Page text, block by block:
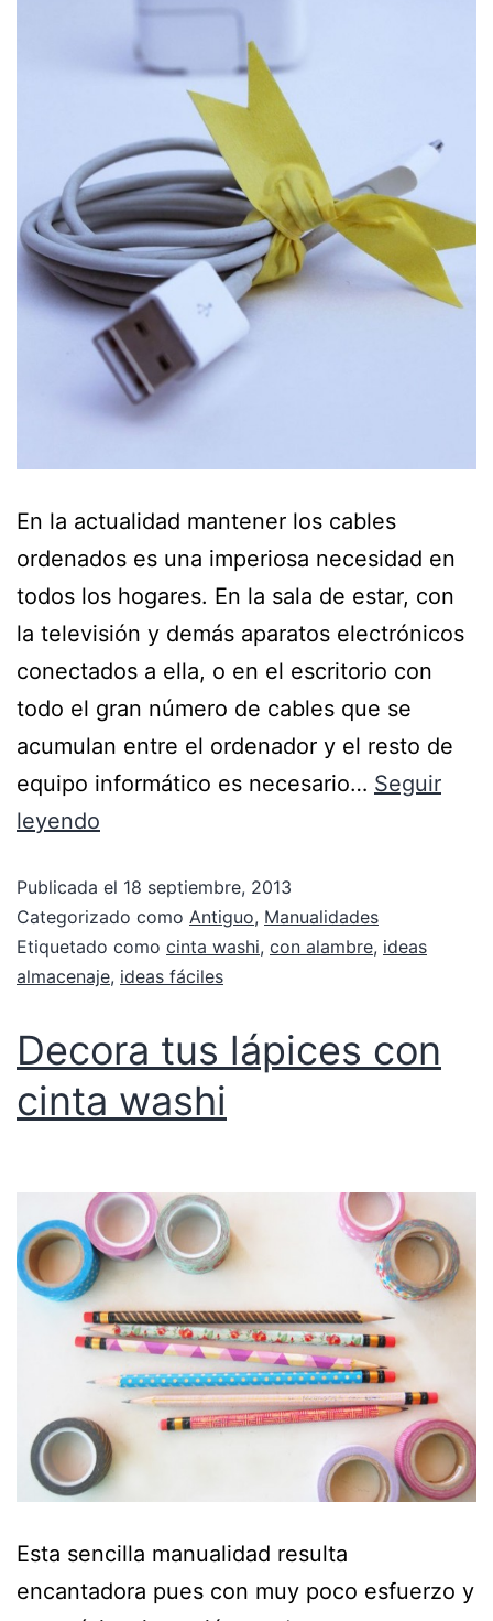
En la actualidad mantener los cables
ordenados es una imperiosa necesidad en
todos los hogares. En la sala de estar, con
la televisión y demás aparatos electrónicos
conectados a ella, o en el escritorio con
todo el gran número de cables que se
acumulan entre el ordenador y el resto de
equipo informático es necesario… Seguir
leyendo
Publicada el 18 septiembre, 2013
Categorizado como Antiguo, Manualidades
Etiquetado como cinta washi, con alambre, ideas
almacenaje, ideas fáciles
Decora tus lápices con
cinta washi
Esta sencilla manualidad resulta
encantadora pues con muy poco esfuerzo y